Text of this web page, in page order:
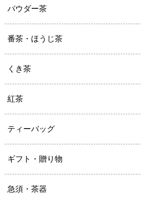
パウダー茶
番茶・ほうじ茶
くき茶
紅茶
ティーバッグ
ギフト・贈り物
急須・茶器